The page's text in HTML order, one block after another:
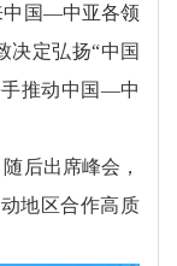
中国—中亚各领
决定弘扬“中国
推动中国—中
后出席峰会，
地区合作高质